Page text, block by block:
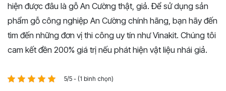
hiện được đâu là gỗ An Cường thật, giả. Để sử dụng sản
phẩm gỗ công nghiệp An Cường chính hãng, bạn hãy đến
tìm đến những đơn vị thi công uy tín như Vinakit. Chúng tôi
cam kết đền 200% giá trị nếu phát hiện vật liệu nhái giả.
5/5 - (1 bình chọn)